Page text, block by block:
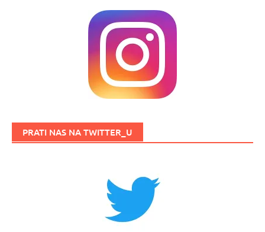
PRATI NAS NA TWITTER_U